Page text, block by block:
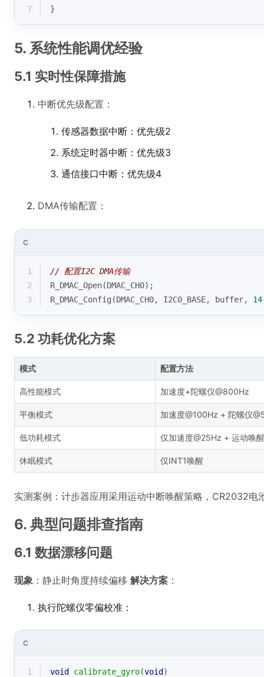
7
}
5. 系统性能调优经验
5.1 实时性保障措施
中断优先级配置：
传感器数据中断：优先级2
系统定时器中断：优先级3
通信接口中断：优先级4
DMA传输配置：
C
1
// 配置I2C DMA传输
2
R_DMAC_Open(DMAC_CH0);
3
R_DMAC_Config(DMAC_CH0, I2C0_BASE, buffer, 14
5.2 功耗优化方案
模式 配置方法
高性能模式 加速度+陀螺仪@800Hz
平衡模式 加速度@100Hz + 陀螺仪
低功耗模式 仅加速度@25Hz + 运动唤醒
休眠模式 仅INT1唤醒
实测案例：计步器应用采用运动中断唤醒策略，CR2032电
6. 典型问题排查指南
6.1 数据漂移问题
现象 ：静止时角度持续偏移 解决方案 ：
执行陀螺仪零偏校准：
C
1 void calibrate_gyro(void )